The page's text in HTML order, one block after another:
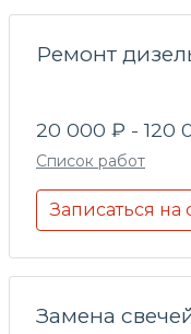
Ремонт
20 000 ₽ - 120
Список работ
Записаться на
Замена